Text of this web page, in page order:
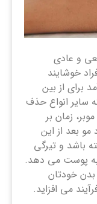
و عادی
خوشایند
برای از بین
سایر انواع حذف
زمان‌ بر
بعد از این
باشد و تیرگی
به پوست می دهد.
خودتان
می ‌افزاید.